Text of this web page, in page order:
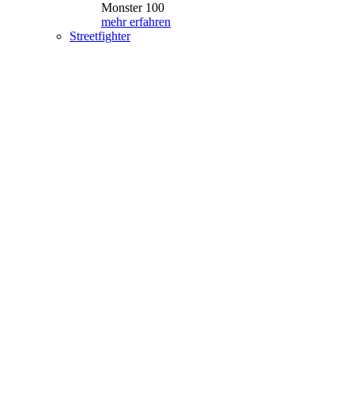
Monster 100
mehr erfahren
Streetfighter